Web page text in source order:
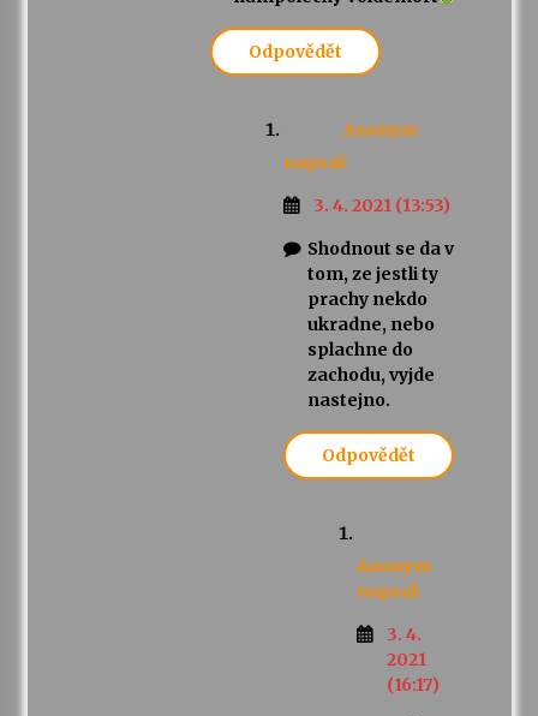
Odpovědět
Anonym
napsal:
3. 4. 2021 (13:53)
Shodnout se da v
tom, ze jestli ty
prachy nekdo
ukradne, nebo
splachne do
zachodu, vyjde
nastejno.
Odpovědět
Anonym
napsal:
3. 4.
2021
(16:17)